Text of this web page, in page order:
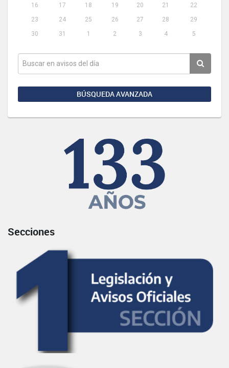
16
17 18 19 20 21
22
23
24 25 26 27 28
29
30
31 1 2 3 4 5
BÚSQUEDA AVANZADA
Secciones